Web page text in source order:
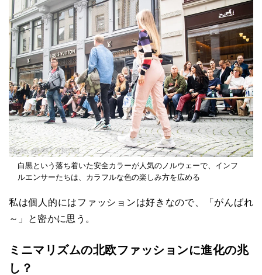
白黒という落ち着いた安全カラーが人気のノルウェーで、インフ
ルエンサーたちは、カラフルな色の楽しみ方を広める
私は個人的にはファッションは好きなので、「がんばれ
～」と密かに思う。
ミニマリズムの北欧ファッションに進化の兆
し？